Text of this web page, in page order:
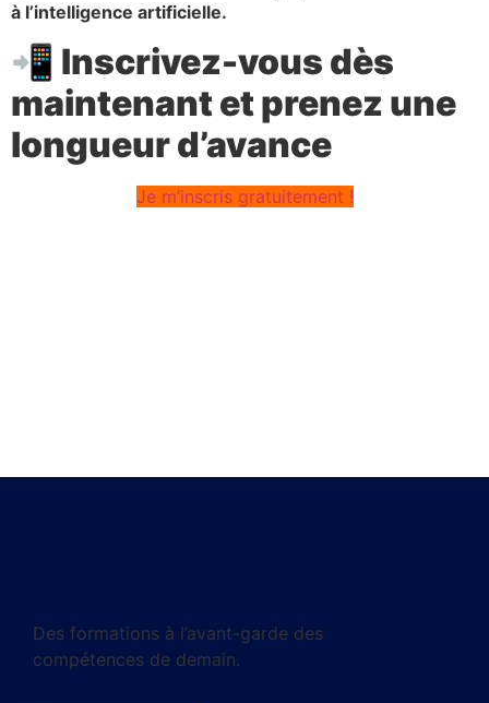
à l’intelligence artificielle.
📲 Inscrivez-vous dès
maintenant et prenez une
longueur d’avance
Je m’inscris gratuitement !
Des formations à l’avant-garde des
compétences de demain.